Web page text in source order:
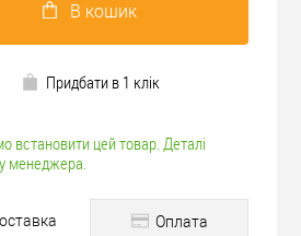
В кошик
Придбати в 1 клік
встановити цей товар. Деталі
менеджера.
Оплата